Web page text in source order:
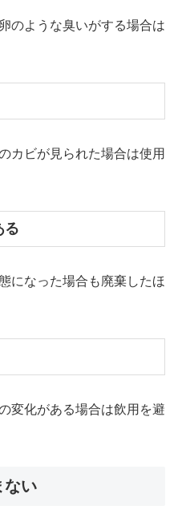
のような臭いがする場合は
カビが見られた場合は使用
る
になった場合も廃棄したほ
変化がある場合は飲用を避
ない